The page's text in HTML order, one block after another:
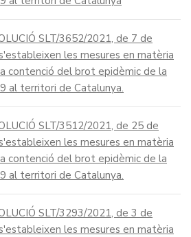
SLT/3652/2021, de 7 de
les mesures en matèria
contenció del brot epidèmic de la
al territori de Catalunya.
SLT/3512/2021, de 25 de
les mesures en matèria
contenció del brot epidèmic de la
al territori de Catalunya.
SLT/3293/2021, de 3 de
les mesures en matèria